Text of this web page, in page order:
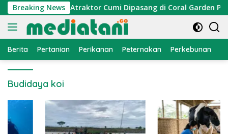
Langsung
ke
konten
Breaking News
Nelayan, Atraktor Cumi Dipasang di Coral Garden Pulau
Berita Pertanian Perikanan Peternakan Perkebunan
Budidaya koi